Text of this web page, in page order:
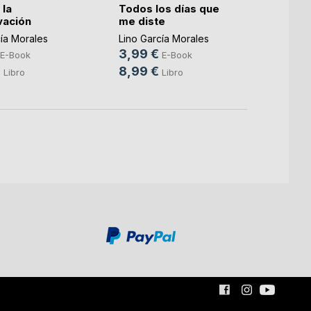
la
Morales
E-Book
Libro
Todos los días que
me diste
Lino García Morales
3,99 € E-Book
8,99 € Libro